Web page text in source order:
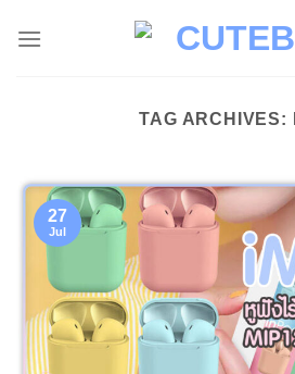
TAG ARCHIVES:
27
Jul